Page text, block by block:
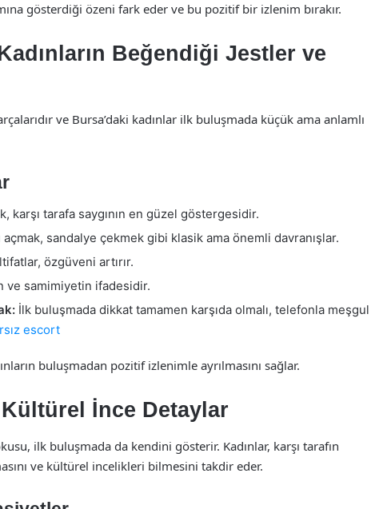
gösterdiği özeni fark eder ve bu pozitif bir izlenim bırakır.
Beğendiği Jestler ve
ve Bursa’daki kadınlar ilk buluşmada küçük ama anlamlı
karşı tarafa saygının en güzel göstergesidir.
açmak, sandalye çekmek gibi klasik ama önemli davranışlar.
özgüveni artırır.
ve samimiyetin ifadesidir.
İlk buluşmada dikkat tamamen karşıda olmalı, telefonla meşgul
escort
buluşmadan pozitif izlenimle ayrılmasını sağlar.
İnce Detaylar
ilk buluşmada da kendini gösterir. Kadınlar, karşı tarafın
ve kültürel incelikleri bilmesini takdir eder.